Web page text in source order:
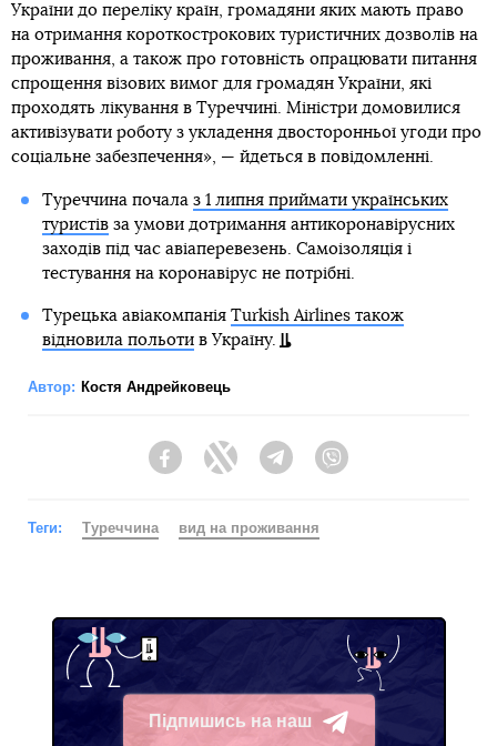
України до переліку країн, громадяни яких мають право
на отримання короткострокових туристичних дозволів на
проживання, а також про готовність опрацювати питання
спрощення візових вимог для громадян України, які
проходять лікування в Туреччині. Міністри домовилися
активізувати роботу з укладення двосторонньої угоди про
соціальне забезпечення», — йдеться в повідомленні.
Туреччина почала з 1 липня приймати українських
туристівза умови дотримання антикоронавірусних
заходів під час авіаперевезень. Самоізоляція і
тестування на коронавірус не потрібні.
Турецька авіакомпанія Turkish Airlines також
відновила польотив Україну.
Автор: Костя Андрейковець
FacebookTwitter Telegram
Теги: Туреччина вид на проживання
Підпишись на наш
Telegram